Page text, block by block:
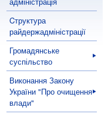
Cтруктура
райдержадміністрації
Громадянське
суспільство
Виконання Закону
України "Про очищення
влади"